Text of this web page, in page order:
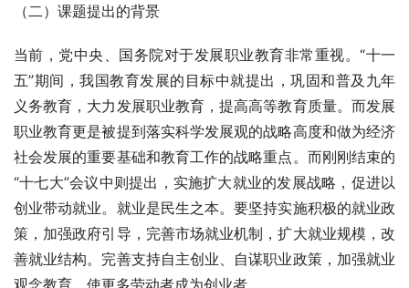
（二）课题提出的背景
当前，党中央、国务院对于发展职业教育非常重视。“十一
五”期间，我国教育发展的目标中就提出，巩固和普及九年
义务教育，大力发展职业教育，提高高等教育质量。而发展
职业教育更是被提到落实科学发展观的战略高度和做为经济
社会发展的重要基础和教育工作的战略重点。而刚刚结束的
“十七大”会议中则提出，实施扩大就业的发展战略，促进以
创业带动就业。就业是民生之本。要坚持实施积极的就业政
策，加强政府引导，完善市场就业机制，扩大就业规模，改
善就业结构。完善支持自主创业、自谋职业政策，加强就业
观念教育，使更多劳动者成为创业者。